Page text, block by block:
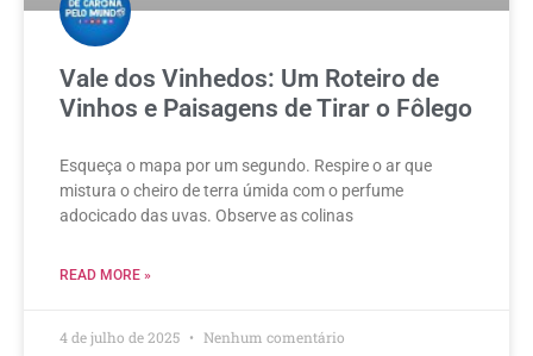
Vale dos Vinhedos: Um Roteiro de
Vinhos e Paisagens de Tirar o Fôlego
Esqueça o mapa por um segundo. Respire o ar que
mistura o cheiro de terra úmida com o perfume
adocicado das uvas. Observe as colinas
READ MORE »
4 de julho de 2025 Nenhum comentário